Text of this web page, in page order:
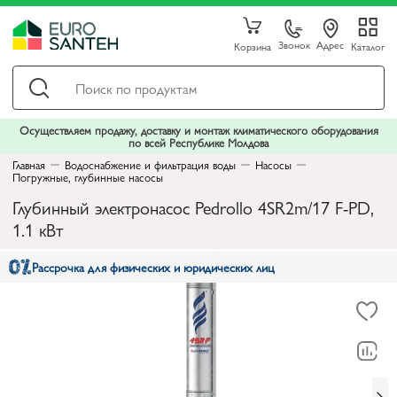
Корзина Звонок Адрес Каталог
Осуществляем продажу, доставку и монтаж климатического оборудования
по всей Республике Молдова
Главная
Водоснабжение и фильтрация воды Насосы
Погружные, глубинные насосы
Глубинный электронасос Pedrollo 4SR2m/17 F-PD,
1.1 кВт
Рассрочка для физических и юридических лиц